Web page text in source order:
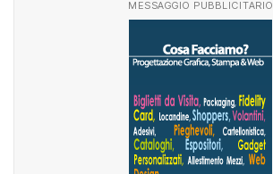
MESSAGGIO PUBBLICITARIO